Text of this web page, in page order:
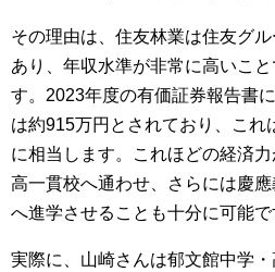
その理由は、住友林業は住友グ
あり、年収水準が非常に高いこ
す。2023年度の有価証券報告書
は約915万円とされており、これ
に相当します。これほどの経済
高一貫校へ通わせ、さらには慶
へ進学させることも十分に可能で
実際に、山崎さんは郁文館中学